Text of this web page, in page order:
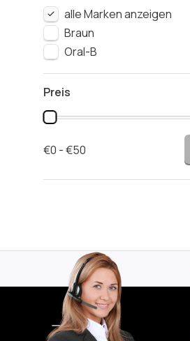
alle Marken anzeigen
Braun
Oral-B
Preis
€0 - €50
Kostenloser Versand